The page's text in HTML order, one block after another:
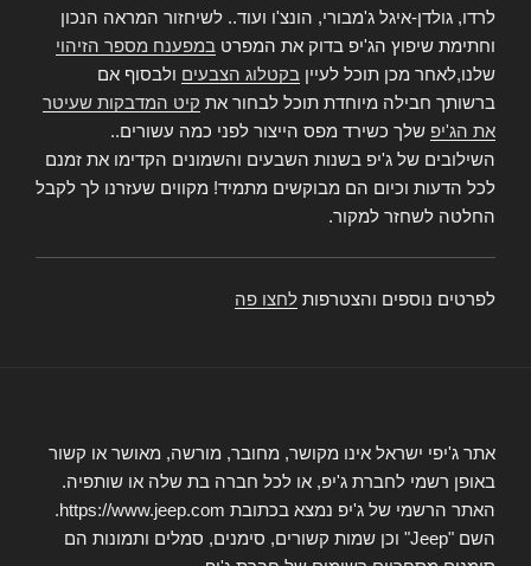
לרדו, גולדן-איגל ג'מבורי, הונצ'ו ועוד.. לשיחזור המראה הנכון
וחתימת שיפוץ הג'יפ בדוק את המפרט במפענח מספר הזיהוי
שלנו,לאחר מכן תוכל לעיין בקטלוג הצבעים ולבסוף אם
ברשותך חבילה מיוחדת תוכל לבחור את קיט המדבקות שעיטר
את הג'יפ שלך כשירד מפס הייצור לפני כמה עשורים..
השילובים של ג'יפ בשנות השבעים והשמונים הקדימו את זמנם
לכל הדעות וכיום הם מבוקשים מתמיד! מקווים שעזרנו לך לקבל
החלטה לשחזר למקור.
לפרטים נוספים והצטרפות לחצו פה
אתר ג'יפי ישראל אינו מקושר, מחובר, מורשה, מאושר או קשור
באופן רשמי לחברת ג'יפ, או לכל חברה בת שלה או שותפיה.
האתר הרשמי של ג'יפ נמצא בכתובת https://www.jeep.com.
השם "Jeep" וכן שמות קשורים, סימנים, סמלים ותמונות הם